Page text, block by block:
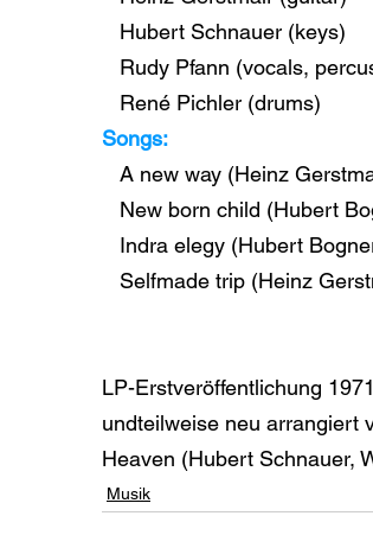
   Hubert Schnauer (keys)
Rudy Pfann (vocals,
   René Pichler (drums)
Songs:
A new way (Heinz
New born child (Hubert
Indra elegy (Hubert
Selfmade trip (Heinz
LP-Erstveröffentlichung
undteilweise neu arrangiert
Heaven (Hubert Schnauer,
Musik